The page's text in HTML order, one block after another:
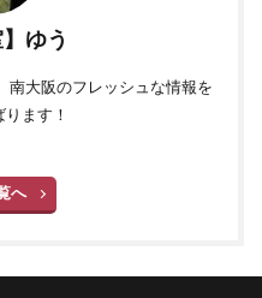
】ゆう
南大阪のフレッシュな情報を
ます！
へ